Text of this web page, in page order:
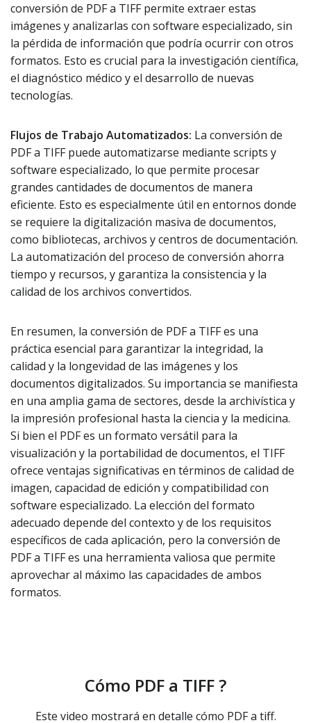
conversión de PDF a TIFF permite extraer estas
imágenes y analizarlas con software especializado, sin
la pérdida de información que podría ocurrir con otros
formatos. Esto es crucial para la investigación científica,
el diagnóstico médico y el desarrollo de nuevas
tecnologías.
Flujos de Trabajo Automatizados: La conversión de
PDF a TIFF puede automatizarse mediante scripts y
software especializado, lo que permite procesar
grandes cantidades de documentos de manera
eficiente. Esto es especialmente útil en entornos donde
se requiere la digitalización masiva de documentos,
como bibliotecas, archivos y centros de documentación.
La automatización del proceso de conversión ahorra
tiempo y recursos, y garantiza la consistencia y la
calidad de los archivos convertidos.
En resumen, la conversión de PDF a TIFF es una
práctica esencial para garantizar la integridad, la
calidad y la longevidad de las imágenes y los
documentos digitalizados. Su importancia se manifiesta
en una amplia gama de sectores, desde la archivística y
la impresión profesional hasta la ciencia y la medicina.
Si bien el PDF es un formato versátil para la
visualización y la portabilidad de documentos, el TIFF
ofrece ventajas significativas en términos de calidad de
imagen, capacidad de edición y compatibilidad con
software especializado. La elección del formato
adecuado depende del contexto y de los requisitos
específicos de cada aplicación, pero la conversión de
PDF a TIFF es una herramienta valiosa que permite
aprovechar al máximo las capacidades de ambos
formatos.
Cómo PDF a TIFF ?
Este video mostrará en detalle cómo PDF a tiff.